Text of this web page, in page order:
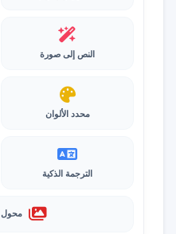
النص إلى صورة
محدد الألوان
الترجمة الذكية
محول PDF إلى صور